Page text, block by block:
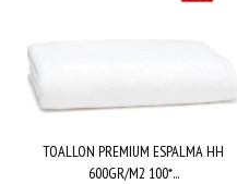
TOALLON PREMIUM ESPALMA HH
600GR/M2 100*...